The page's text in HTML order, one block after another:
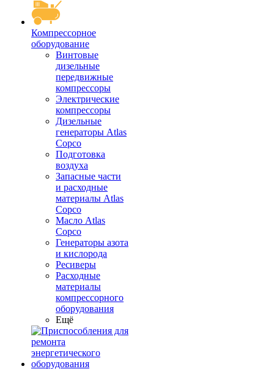
Компрессорное
оборудование
Винтовые
дизельные
передвижные
компрессоры
Электрические
компрессоры
Дизельные
генераторы Atlas
Copco
Подготовка
воздуха
Запасные части
и расходные
материалы Atlas
Copco
Масло Atlas
Copco
Генераторы азота
и кислорода
Ресиверы
Расходные
материалы
компрессорного
оборудования
Ещё